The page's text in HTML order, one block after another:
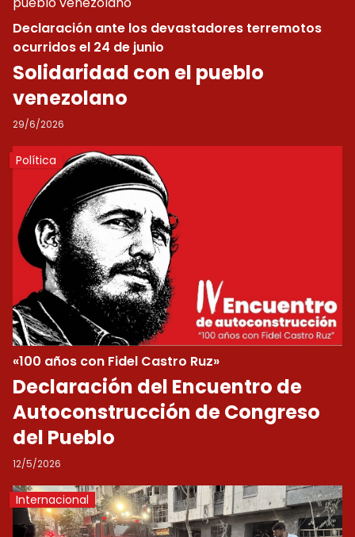
Declaración ante los devastadores terremotos
ocurridos el 24 de junio
Solidaridad con el pueblo
venezolano
29/6/2026
Política
«100 años con Fidel Castro Ruz»
Declaración del Encuentro de
Autoconstrucción de Congreso
del Pueblo
12/5/2026
Internacional